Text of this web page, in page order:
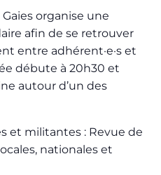
organise une
afin de se retrouver
entre adhérent·e·s et
débute à 20h30 et
autour d’un des
et militantes : Revue de
nationales et